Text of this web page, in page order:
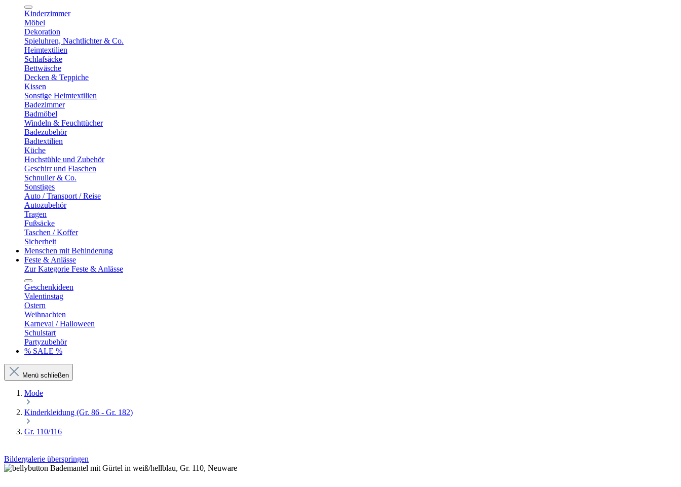
Kinderzimmer
Möbel
Dekoration
Spieluhren, Nachtlichter & Co.
Heimtextilien
Schlafsäcke
Bettwäsche
Decken & Teppiche
Kissen
Sonstige Heimtextilien
Badezimmer
Badmöbel
Windeln & Feuchttücher
Badezubehör
Badtextilien
Küche
Hochstühle und Zubehör
Geschirr und Flaschen
Schnuller & Co.
Sonstiges
Auto / Transport / Reise
Autozubehör
Tragen
Fußsäcke
Taschen / Koffer
Sicherheit
Menschen mit Behinderung
Feste & Anlässe
Zur Kategorie Feste & Anlässe
Geschenkideen
Valentinstag
Ostern
Weihnachten
Karneval / Halloween
Schulstart
Partyzubehör
% SALE %
Menü schließen
Mode
Kinderkleidung (Gr. 86 - Gr. 182)
Gr. 110/116
Bildergalerie überspringen